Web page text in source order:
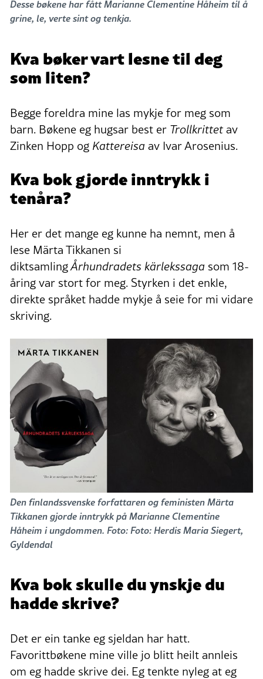
Desse bøkene har fått Marianne Clementine Håheim til å
grine, le, verte sint og tenkja.
Kva bøker vart lesne til deg
som liten?
Begge foreldra mine las mykje for meg som
barn. Bøkene eg hugsar best er Trollkrittetav
Zinken Hopp og Kattereisa av Ivar Arosenius.
Kva bok gjorde inntrykk i
tenåra?
Her er det mange eg kunne ha nemnt, men å
lese Märta Tikkanen si
diktsamlingÅrhundradets kärlekssaga som 18-
åring var stort for meg. Styrken i det enkle,
direkte språket hadde mykje å seie for mi vidare
skriving.
Den finlandssvenske forfattaren og feministen Märta
Tikkanen gjorde inntrykk på Marianne Clementine
Håheim i ungdommen. Foto: Foto: Herdis Maria Siegert,
Gyldendal
Kva bok skulle du ynskje du
hadde skrive?
Det er ein tanke eg sjeldan har hatt.
Favorittbøkene mine ville jo blitt heilt annleis
om eg hadde skrive dei. Eg tenkte nyleg at eg